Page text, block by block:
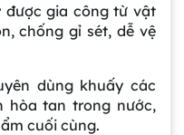
được gia công từ vật
chống gỉ sét, dễ vệ
dùng khuấy các
hòa tan trong nước,
cuối cùng.